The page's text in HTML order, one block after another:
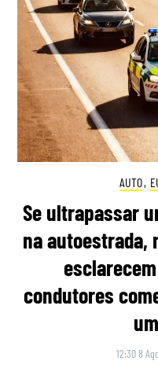
AUTO,
Se ultrapassar
na autoestrada,
condutores
12:30 8